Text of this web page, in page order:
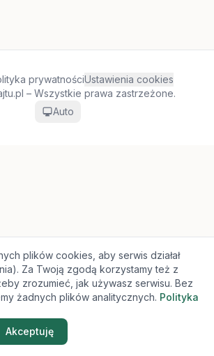
prywatnościUstawienia cookies
– Wszystkie prawa zastrzeżone.
Auto
plików cookies, aby serwis działał
Za Twoją zgodą korzystamy też z
zrozumieć, jak używasz serwisu. Bez
żadnych plików analitycznych. Polityka
Akceptuję